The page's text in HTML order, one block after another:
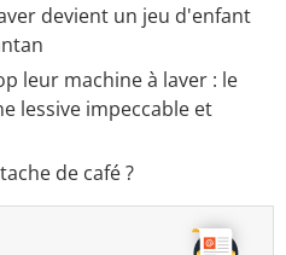
devient un jeu d'enfant
leur machine à laver : le
lessive impeccable et
de café ?